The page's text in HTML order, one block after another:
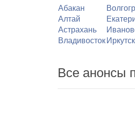
Абакан
Алтай
Астрахань
Владивосток Иркутск
Все анонсы